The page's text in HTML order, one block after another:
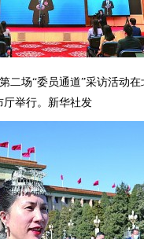
二场“委员通道”采访活动
厅举行。新华社发